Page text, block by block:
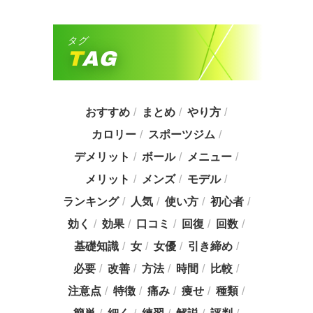
タグ
TAG
おすすめ まとめ
やり方
カロリー
スポーツジム
デメリット
ボール
メニュー
メリット
メンズ
モデル
ランキング
人気 使い方
初心者
効く
効果 口コミ 回復
回数
基礎知識
女 女優
引き締め
必要
改善 方法 時間
比較
注意点
特徴 痛み 痩せ
種類